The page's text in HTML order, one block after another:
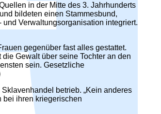
in der Mitte des 3. Jahrhunderts
bildeten einen Stammesbund,
Verwaltungsorganisation integriert.
gegenüber fast alles gestattet.
Gewalt über seine Tochter an den
sein. Gesetzliche
betrieb. „Kein anderes
bei ihren kriegerischen